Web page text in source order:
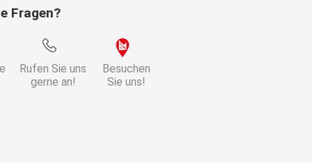
Fragen?
Rufen Sie uns
gerne an!
Besuchen
Sie uns!